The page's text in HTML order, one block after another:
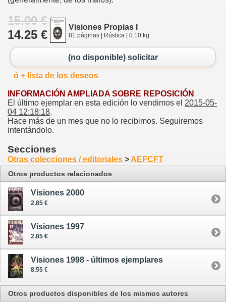
15.00 €
14.25 €
Visiones Propias I
81 páginas | Rústica | 0.10 kg
(no disponible) solicitar
ó + lista de los deseos
INFORMACIÓN AMPLIADA SOBRE REPOSICIÓN
El último ejemplar en esta edición lo vendimos el 2015-05-
04 12:18:18.
Hace más de un mes que no lo recibimos. Seguiremos
intentándolo.
Secciones
Otras colecciones / editoriales > AEFCFT
Otros productos relacionados
Visiones 2000
2.85 €
Visiones 1997
2.85 €
Visiones 1998 - últimos ejemplares
8.55 €
Otros productos disponibles de los mismos autores